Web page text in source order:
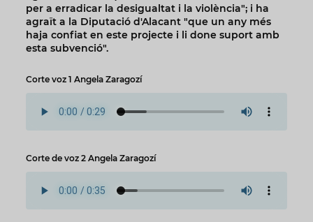
per a erradicar la desigualtat i la violència"; i ha
agraït a la Diputació d'Alacant "que un any més
haja confiat en este projecte i li done suport amb
esta subvenció".
Corte voz 1 Angela Zaragozí
Corte de voz 2 Angela Zaragozí